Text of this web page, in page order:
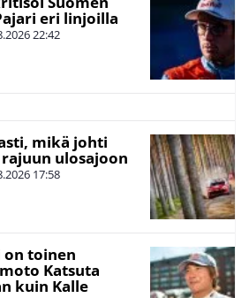
eri linjoilla
22:42
mikä johti
ulosajoon
17:58
on toinen
Katsuta
kuin Kalle